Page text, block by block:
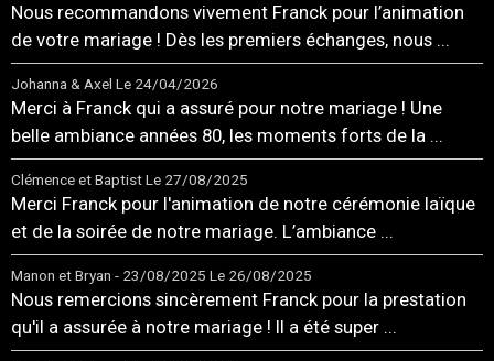
Nous recommandons vivement Franck pour l’animation
de votre mariage ! Dès les premiers échanges, nous ...
Johanna & Axel Le 24/04/2026
Merci à Franck qui a assuré pour notre mariage ! Une
belle ambiance années 80, les moments forts de la ...
Clémence et BaptistLe 27/08/2025
Merci Franck pour l'animation de notre cérémonie laïque
et de la soirée de notre mariage. L’ambiance ...
Manon et Bryan - 23/08/2025 Le 26/08/2025
Nous remercions sincèrement Franck pour la prestation
qu'il a assurée à notre mariage ! Il a été super ...